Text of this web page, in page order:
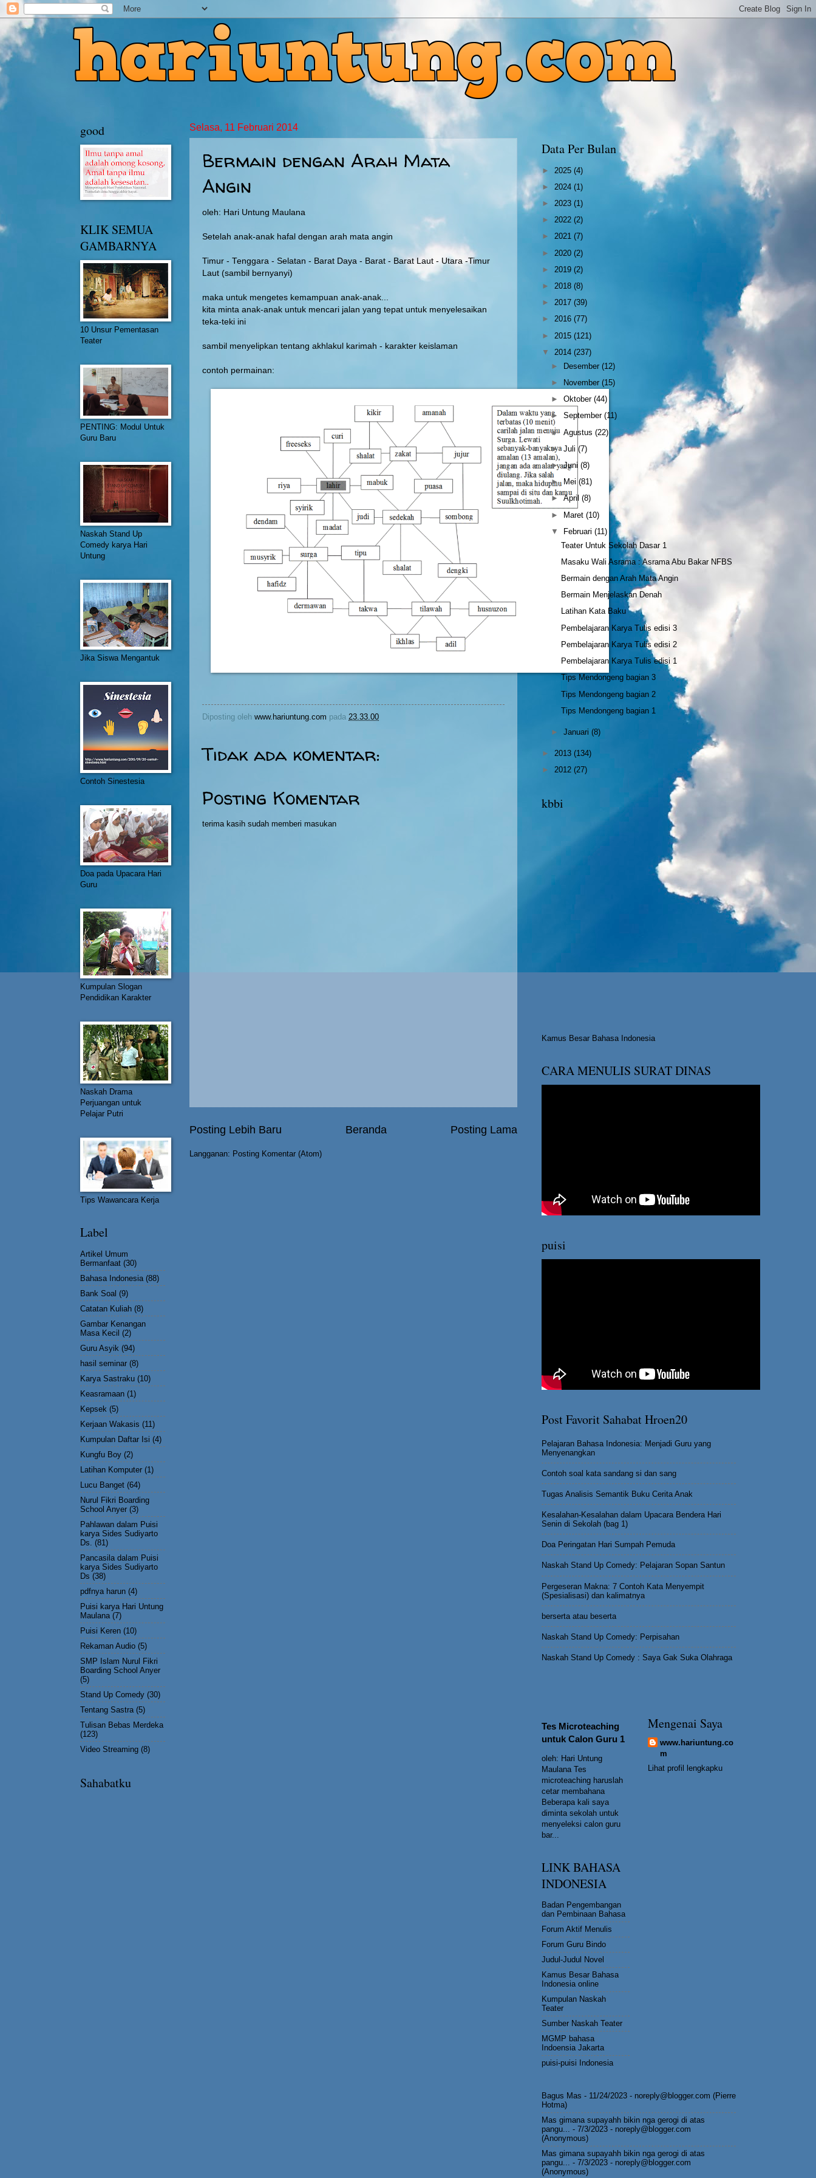
Selasa, 11 Februari 2014
Bermain dengan Arah Mata
Angin
oleh: Hari Untung Maulana
Setelah anak-anak hafal dengan arah mata angin
Timur - Tenggara - Selatan - Barat Daya - Barat - Barat Laut - Utara -Timur
Laut (sambil bernyanyi)
maka untuk mengetes kemampuan anak-anak...
kita minta anak-anak untuk mencari jalan yang tepat untuk menyelesaikan
teka-teki ini
sambil menyelipkan tentang akhlakul karimah - karakter keislaman
contoh permainan:
Diposting oleh www.hariuntung.com pada 23.33.00
Tidak ada komentar:
Posting Komentar
terima kasih sudah memberi masukan
Posting Lebih Baru Posting Lama
Beranda
Langganan: Posting Komentar (Atom)
good
KLIK SEMUA
GAMBARNYA
10 Unsur Pementasan
Teater
PENTING: Modul Untuk
Guru Baru
Naskah Stand Up
Comedy karya Hari
Untung
Jika Siswa Mengantuk
Contoh Sinestesia
Doa pada Upacara Hari
Guru
Kumpulan Slogan
Pendidikan Karakter
Naskah Drama
Perjuangan untuk
Pelajar Putri
Tips Wawancara Kerja
Label
Artikel Umum
Bermanfaat (30)
Bahasa Indonesia (88)
Bank Soal (9)
Catatan Kuliah (8)
Gambar Kenangan
Masa Kecil (2)
Guru Asyik (94)
hasil seminar (8)
Karya Sastraku (10)
Keasramaan (1)
Kepsek (5)
Kerjaan Wakasis (11)
Kumpulan Daftar Isi (4)
Kungfu Boy (2)
Latihan Komputer (1)
Lucu Banget (64)
Nurul Fikri Boarding
School Anyer (3)
Pahlawan dalam Puisi
karya Sides Sudiyarto
Ds. (81)
Pancasila dalam Puisi
karya Sides Sudiyarto
Ds (38)
pdfnya harun (4)
Puisi karya Hari Untung
Maulana (7)
Puisi Keren (10)
Rekaman Audio (5)
SMP Islam Nurul Fikri
Boarding School Anyer
(5)
Stand Up Comedy (30)
Tentang Sastra (5)
Tulisan Bebas Merdeka
(123)
Video Streaming (8)
Sahabatku
Data Per Bulan
► 2025 (4)
► 2024 (1)
► 2023 (1)
► 2022 (2)
► 2021 (7)
► 2020 (2)
► 2019 (2)
► 2018 (8)
► 2017 (39)
► 2016 (77)
► 2015 (121)
▼ 2014 (237)
► Desember(12)
►
November(15)
►Oktober(44)
►September(11)
►Agustus(22)
►Juli(7)
►Juni(8)
► Mei(81)
►April(8)
► Maret(10)
▼
Februari(11)
Teater Untuk Sekolah Dasar 1
Masaku Wali Asrama : Asrama Abu Bakar NFBS
Bermain dengan Arah Mata Angin
Bermain Menjelaskan Denah
Latihan Kata Baku
Pembelajaran Karya Tulis edisi 3
Pembelajaran Karya Tulis edisi 2
Pembelajaran Karya Tulis edisi 1
Tips Mendongeng bagian 3
Tips Mendongeng bagian 2
Tips Mendongeng bagian 1
►Januari(8)
► 2013 (134)
► 2012 (27)
kbbi
Kamus Besar Bahasa Indonesia
CARA MENULIS SURAT DINAS
puisi
Post Favorit Sahabat Hroen20
Pelajaran Bahasa Indonesia: Menjadi Guru yang
Menyenangkan
Contoh soal kata sandang si dan sang
Tugas Analisis Semantik Buku Cerita Anak
Kesalahan-Kesalahan dalam Upacara Bendera Hari
Senin di Sekolah (bag 1)
Doa Peringatan Hari Sumpah Pemuda
Naskah Stand Up Comedy: Pelajaran Sopan Santun
Pergeseran Makna: 7 Contoh Kata Menyempit
(Spesialisasi) dan kalimatnya
berserta atau beserta
Naskah Stand Up Comedy: Perpisahan
Naskah Stand Up Comedy : Saya Gak Suka Olahraga
Tes Microteaching
untuk Calon Guru 1
oleh: Hari Untung
Maulana Tes
microteaching haruslah
cetar membahana
Beberapa kali saya
diminta sekolah untuk
menyeleksi calon guru
bar...
LINK BAHASA
INDONESIA
Badan Pengembangan
dan Pembinaan Bahasa
Forum Aktif Menulis
Forum Guru Bindo
Judul-Judul Novel
Kamus Besar Bahasa
Indonesia online
Kumpulan Naskah
Teater
Sumber Naskah Teater
MGMP bahasa
Indoensia Jakarta
puisi-puisi Indonesia
Mengenai Saya
www.hariuntung.co
m
Lihat profil lengkapku
Bagus Mas - 11/24/2023 - noreply@blogger.com (Pierre
Hotma)
Mas gimana supayahh bikin nga gerogi di atas
pangu... - 7/3/2023 - noreply@blogger.com
(Anonymous)
Mas gimana supayahh bikin nga gerogi di atas
pangu... - 7/3/2023 - noreply@blogger.com
(Anonymous)